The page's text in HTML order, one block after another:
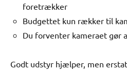
foretrækker
Budgettet kun rækker til
Du forventer kameraet gør
Godt udstyr hjælper, men